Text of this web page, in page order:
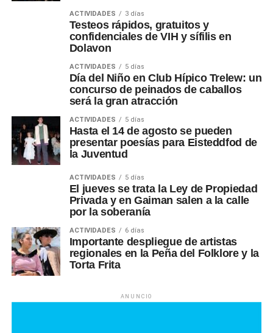
ACTIVIDADES 3 días
Testeos rápidos, gratuitos y
confidenciales de VIH y sífilis en
Dolavon
ACTIVIDADES 5 días
Día del Niño en Club Hípico Trelew: un
concurso de peinados de caballos
será la gran atracción
ACTIVIDADES 5 días
Hasta el 14 de agosto se pueden
presentar poesías para Eisteddfod de
la Juventud
ACTIVIDADES 5 días
El jueves se trata la Ley de Propiedad
Privada y en Gaiman salen a la calle
por la soberanía
ACTIVIDADES 6 días
Importante despliegue de artistas
regionales en la Peña del Folklore y la
Torta Frita
ANUNCIO